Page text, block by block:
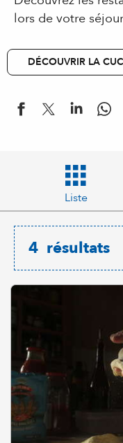
lors de votre
DÉCOUVRIR LA
Liste
4 résultats